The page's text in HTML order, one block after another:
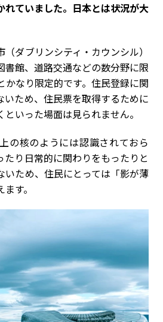
れていました。日本とは状況が大
ダブリンシティ・カウンシル）
書館、道路交通などの数分野に限
かなり限定的です。住民登録に関
いため、住民票を取得するために
いった場面は見られません。
の核のようには認識されておら
たり日常的に関わりをもったりと
いため、住民にとっては「影が薄
す。